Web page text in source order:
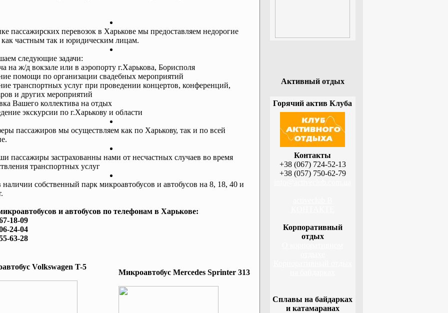
пассажирских перевозок в Харькове мы предоставляем недорогие
как частным так и юридическим лицам.
следующие задачи:
на ж/д вокзале или в аэропорту г.Харькова, Борисполя
помощи по организации свадебных мероприятий
транспортных услуг при проведении концертов, конференций,
и других мероприятий
Вашего коллектива на отдых
экскурсии по г.Харькову и области
пассажиров мы осуществляем как по Харькову, так и по всей
пассажиры застрахованны нами от несчастных случаев во время
транспортных услуг
наличии собственный парк микроавтобусов и автобусов на 8, 18, 40 и
и автобусов по телефонам в Харькове:
18-09
24-04
63-28
Volkswagen T-5
Микроавтобус Mеrcedes Sprinter 313
Активный отдых
Горячий актив Клуба
Контакты
+38 (067) 724-52-13
+38 (057) 750-62-79
Корпоративный
отдых
Сплавы на байдарках
и катамаранах